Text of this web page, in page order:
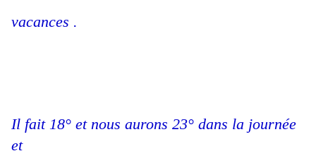
vacances .
Il fait 18° et nous aurons 23° dans la journée
et